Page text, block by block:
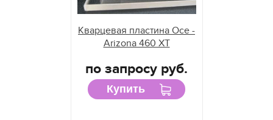
Кварцевая пластина Oce -
Arizona 460 XT
по запросу руб.
Купить